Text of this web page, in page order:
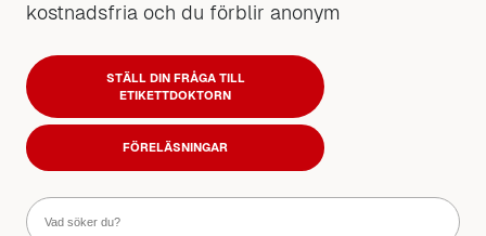
kostnadsfria och du förblir anonym
STÄLL DIN FRÅGA TILL
ETIKETTDOKTORN
FÖRELÄSNINGAR